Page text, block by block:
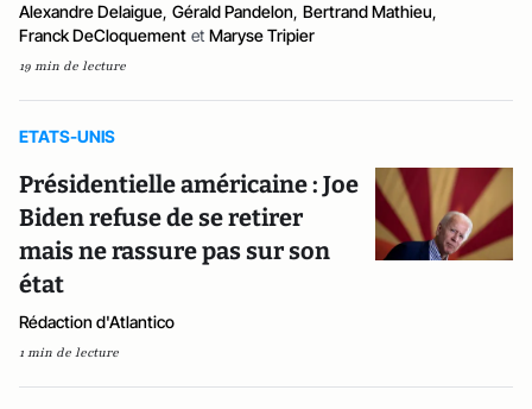
Alexandre Delaigue, Gérald Pandelon, Bertrand Mathieu,
Franck DeCloquement et Maryse Tripier
19 min de lecture
ETATS-UNIS
Présidentielle américaine : Joe
Biden refuse de se retirer
mais ne rassure pas sur son
état
Rédaction d'Atlantico
1 min de lecture